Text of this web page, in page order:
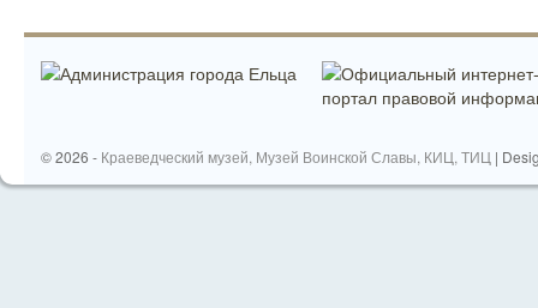
© 2026 - Краеведческий музей, Музей Воинской Славы, КИЦ, ТИЦ |